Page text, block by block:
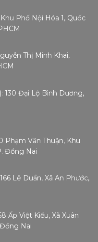
Phố Nội Hóa 1, Quốc
Thị Minh Khai,
130 Đại Lộ Bình Dương,
Phạm Văn Thuận, Khu
Đồng Nai
Lê Duẩn, Xã An Phước,
Ấp Việt Kiều, Xã Xuân
Nai